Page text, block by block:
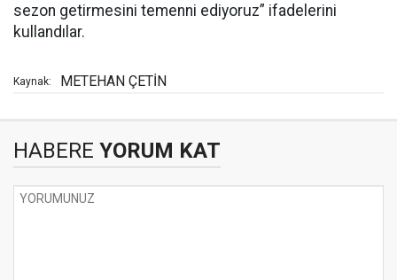
sezon getirmesini temenni ediyoruz” ifadelerini
kullandılar.
Kaynak: METEHAN ÇETİN
HABERE YORUM KAT